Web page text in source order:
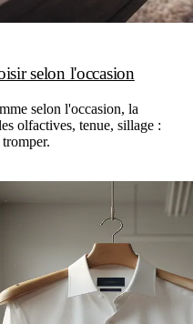
selon l'occasion
selon l'occasion, la
olfactives, tenue, sillage :